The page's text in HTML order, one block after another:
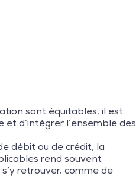
sont équitables, il est
d’intégrer l’ensemble des
débit ou de crédit, la
rend souvent
retrouver, comme de